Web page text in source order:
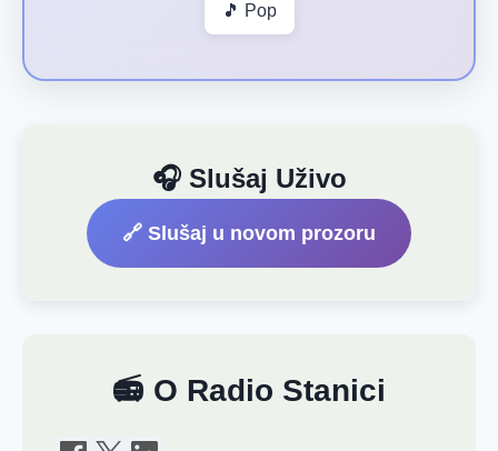
🎵 Pop
🎧 Slušaj Uživo
🔗 Slušaj u novom prozoru
📻 O Radio Stanici